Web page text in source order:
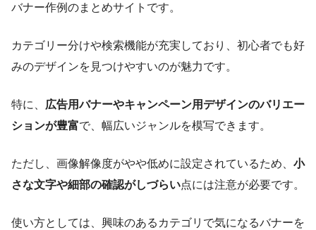
バナー作例のまとめサイトです。
カテゴリー分けや検索機能が充実しており、初心者でも好
みのデザインを見つけやすいのが魅力です。
特に、 広告用バナーやキャンペーン用デザインのバリエー
ションが豊富で、幅広いジャンルを模写できます。
ただし、画像解像度がやや低めに設定されているため、 小
さな文字や細部の確認がしづらい点には注意が必要です。
使い方としては、興味のあるカテゴリで気になるバナーを